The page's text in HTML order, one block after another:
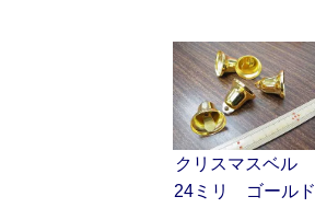
クリスマスベル
24ミリ ゴールド